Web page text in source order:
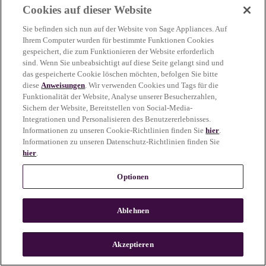
more information)
n
Cookies auf dieser Website
Sie befinden sich nun auf der Website von Sage Appliances. Auf
Ihrem Computer wurden für bestimmte Funktionen Cookies
gespeichert, die zum Funktionieren der Website erforderlich
sind. Wenn Sie unbeabsichtigt auf diese Seite gelangt sind und
das gespeicherte Cookie löschen möchten, befolgen Sie bitte
dieseAnweisungen. Wir verwenden Cookies und Tags für die
Funktionalität der Website, Analyse unserer Besucherzahlen,
Sichern der Website, Bereitstellen von Social-Media-
Integrationen und Personalisieren des Benutzererlebnisses.
Informationen zu unseren Cookie-Richtlinien finden Siehier.
Informationen zu unseren Datenschutz-Richtlinien finden Sie
hier.
Optionen
Ablehnen
Akzeptieren